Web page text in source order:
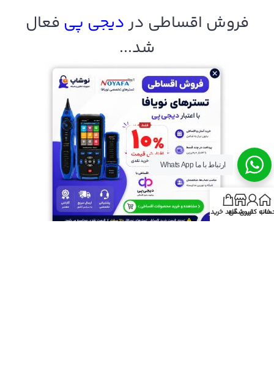
فروش اقساطی دردیجی پی فعال
شد...
خانهکاربری من
فروشگاهسبد خرید
ارتباط با ما Whats App